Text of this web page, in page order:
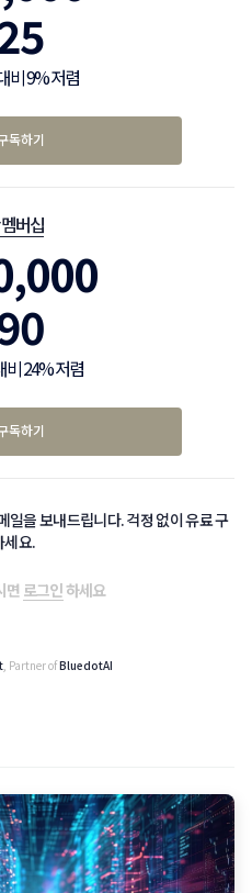
비 9% 저렴
독하기
버십
비 24% 저렴
독하기
일을 보내드립니다. 걱정 없이 유료 구
세요.
면로그인하세요
, Partner ofBluedotAI